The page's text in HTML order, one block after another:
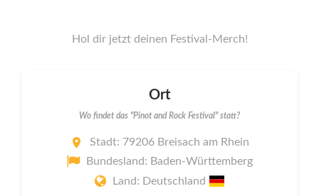
Hol dir jetzt deinen Festival-Merch!
Ort
Wo findet das "Pinot and Rock Festival" statt?
Stadt: 79206 Breisach am Rhein
Bundesland: Baden-Württemberg
Land: Deutschland